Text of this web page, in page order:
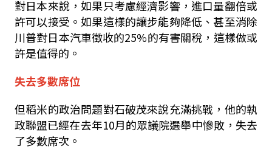
對日本來說，如果只考慮經濟影響，進口量翻倍或
許可以接受。如果這樣的讓步能夠降低、甚至消除
川普對日本汽車徵收的25%的有害關稅，這樣做或
許是值得的。
失去多數席位
但稻米的政治問題對石破茂來說充滿挑戰，他的執
政聯盟已經在去年10月的眾議院選舉中慘敗，失去
了多數席次。